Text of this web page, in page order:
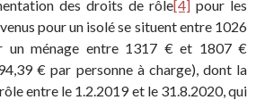
des droits de rôle[4] pour les
pour un isolé se situent entre 1026
ménage entre 1317 € et 1807 €
€ par personne à charge), dont la
entre le 1.2.2019 et le 31.8.2020, qui